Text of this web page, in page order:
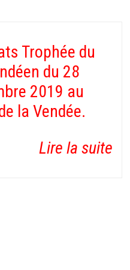
Trophée du
du 28
2019 au
la Vendée.
Lire la suite